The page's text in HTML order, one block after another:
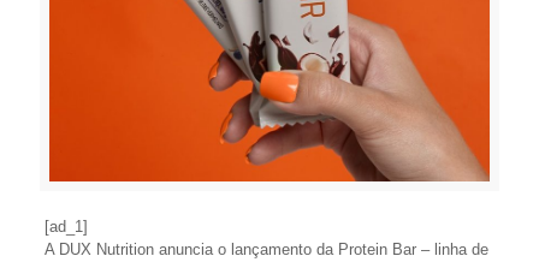
[ad_1]
A DUX Nutrition anuncia o lançamento da Protein Bar – linha de